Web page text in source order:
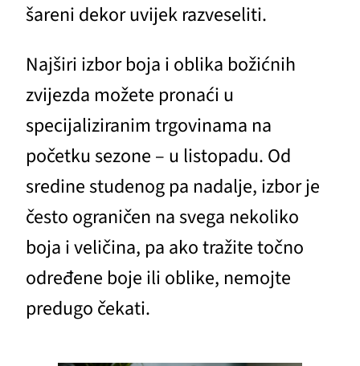
šareni dekor uvijek razveseliti.
Najširi izbor boja i oblika božićnih
zvijezda možete pronaći u
specijaliziranim trgovinama na
početku sezone – u listopadu. Od
sredine studenog pa nadalje, izbor je
često ograničen na svega nekoliko
boja i veličina, pa ako tražite točno
određene boje ili oblike, nemojte
predugo čekati.